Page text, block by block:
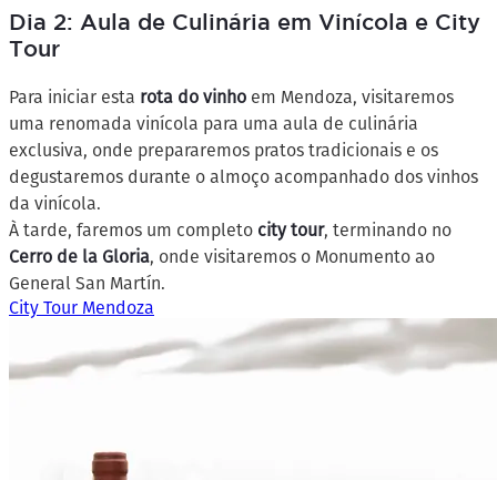
Dia 2: Aula de Culinária em Vinícola e City
Tour
Para iniciar esta rota do vinho em Mendoza, visitaremos
uma renomada vinícola para uma aula de culinária
exclusiva, onde prepararemos pratos tradicionais e os
degustaremos durante o almoço acompanhado dos vinhos
da vinícola.
À tarde, faremos um completo city tour, terminando no
Cerro de la Gloria, onde visitaremos o Monumento ao
General San Martín.
City Tour Mendoza